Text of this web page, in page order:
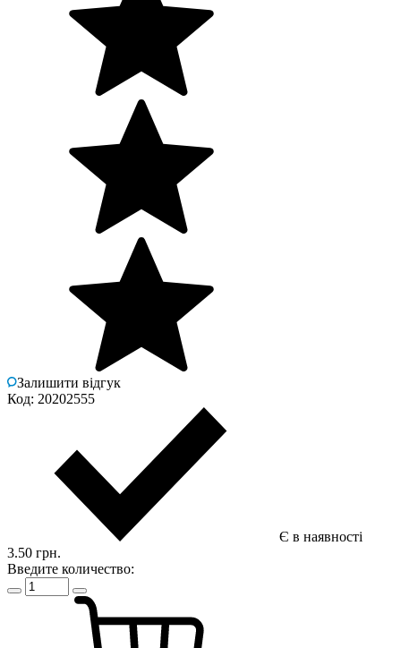
Залишити відгук
Код: 20202555
Є в наявності
3.50 грн.
Введите количество: